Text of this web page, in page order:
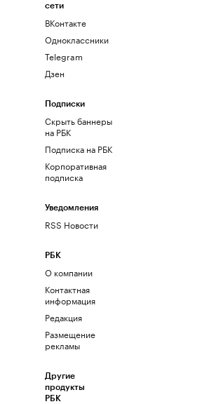
сети
ВКонтакте
Одноклассники
Telegram
Дзен
Подписки
Скрыть баннеры
на РБК
Подписка на РБК
Корпоративная
подписка
Уведомления
RSS Новости
РБК
О компании
Контактная
информация
Редакция
Размещение
рекламы
Другие
продукты
РБК